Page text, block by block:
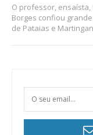
O professor,
Borges confiou
de Pataias e